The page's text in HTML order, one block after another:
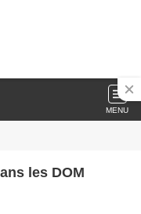
MENU
les DOM